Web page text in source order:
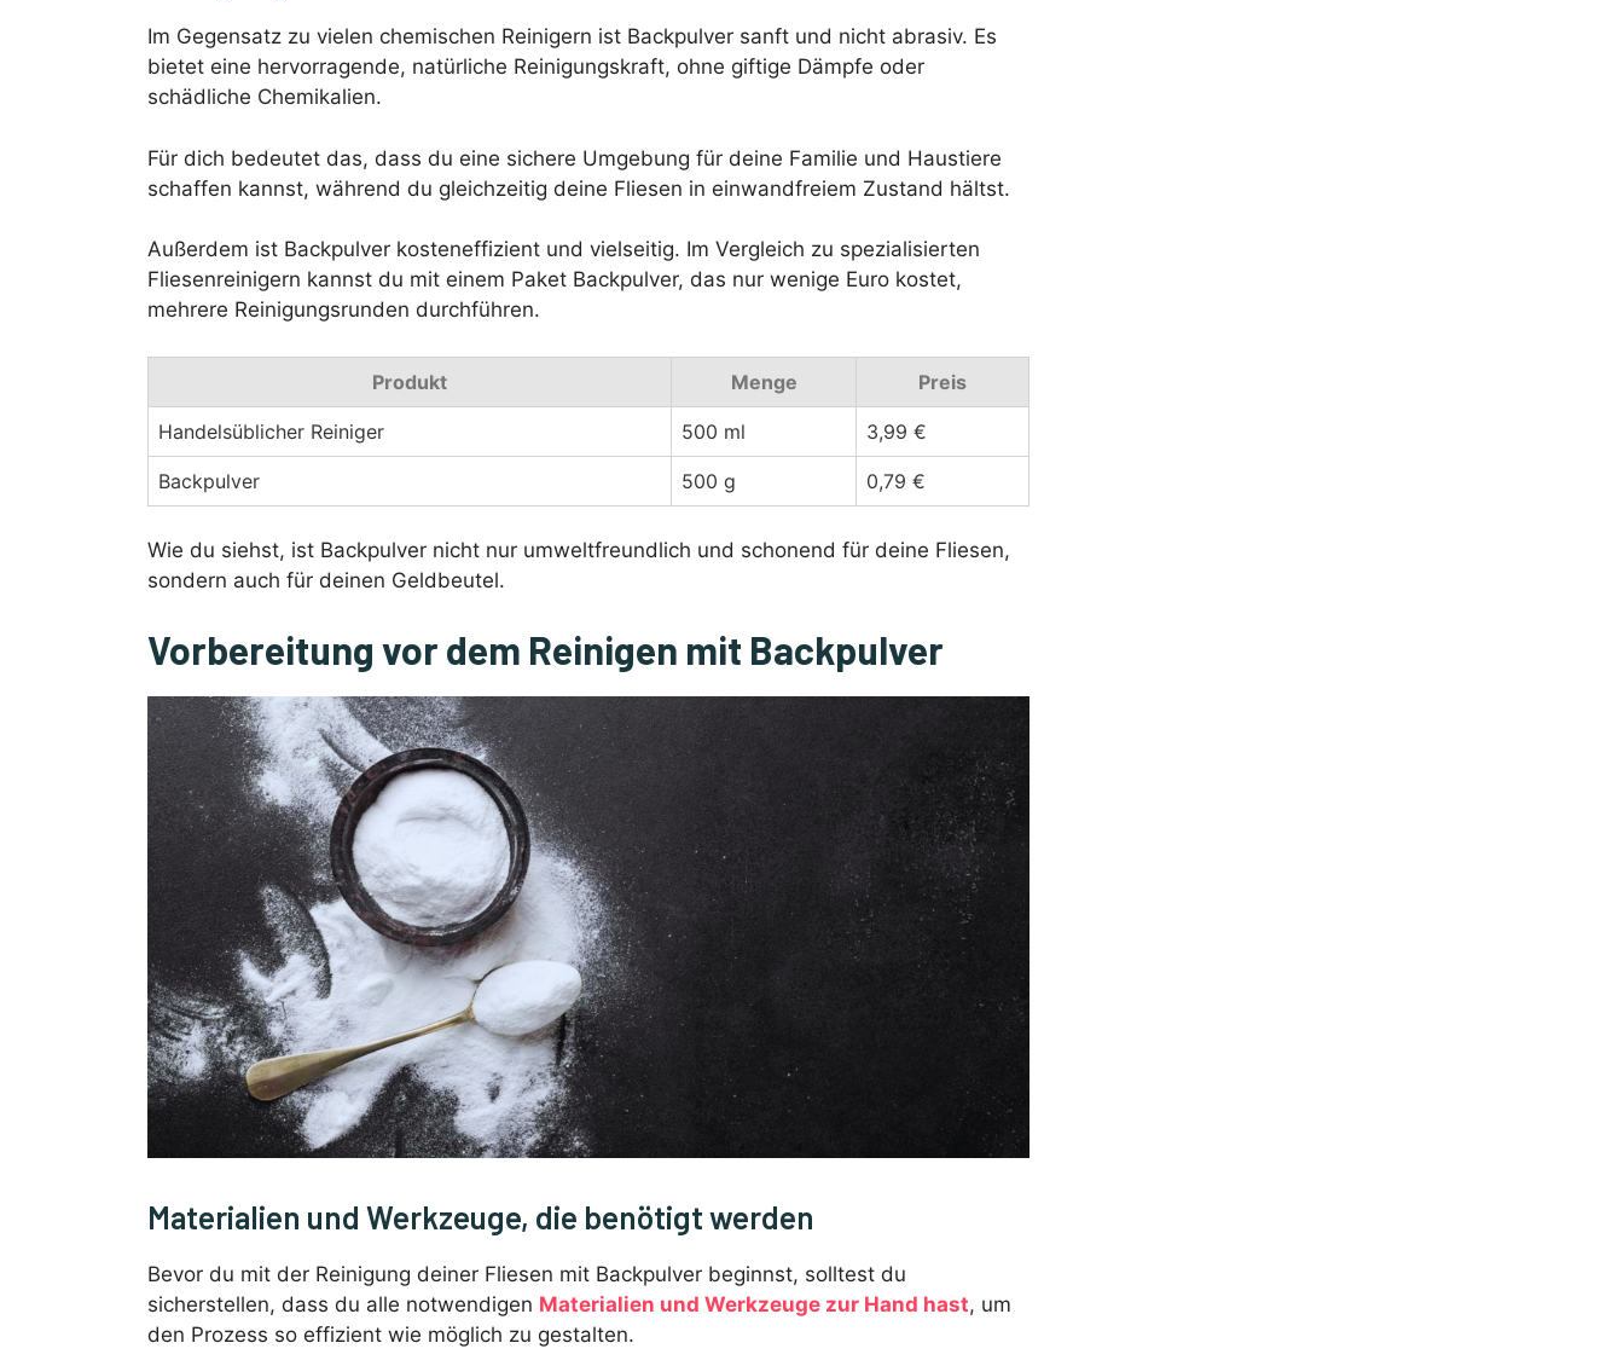
Im Gegensatz zu vielen chemischen Reinigern ist Backpulver sanft und nicht abrasiv. Es
bietet eine hervorragende, natürliche Reinigungskraft, ohne giftige Dämpfe oder
schädliche Chemikalien.
Für dich bedeutet das, dass du eine sichere Umgebung für deine Familie und Haustiere
schaffen kannst, während du gleichzeitig deine Fliesen in einwandfreiem Zustand hältst.
Außerdem ist Backpulver kosteneffizient und vielseitig. Im Vergleich zu spezialisierten
Fliesenreinigern kannst du mit einem Paket Backpulver, das nur wenige Euro kostet,
mehrere Reinigungsrunden durchführen.
Produkt Menge Preis
Handelsüblicher Reiniger 500 ml 3,99 €
Backpulver 500 g 0,79 €
Wie du siehst, ist Backpulver nicht nur umweltfreundlich und schonend für deine Fliesen,
sondern auch für deinen Geldbeutel.
Vorbereitung vor dem Reinigen mit Backpulver
Materialien und Werkzeuge, die benötigt werden
Bevor du mit der Reinigung deiner Fliesen mit Backpulver beginnst, solltest du
sicherstellen, dass du alle notwendigen Materialien und Werkzeuge zur Hand hast, um
den Prozess so effizient wie möglich zu gestalten.